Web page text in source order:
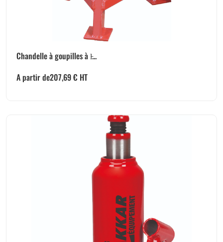
Chandelle à goupilles à l̵...
A partir de207,69€ HT